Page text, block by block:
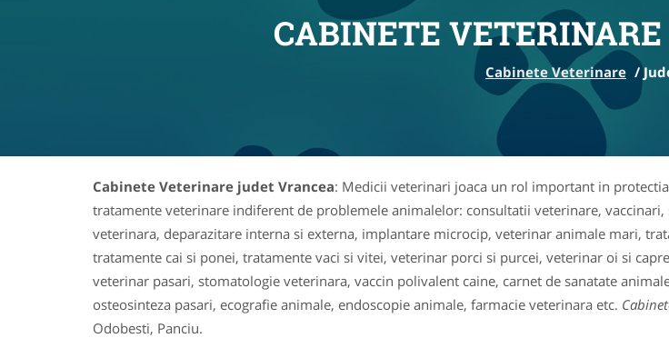
CABINETE
Cabinete Veterinare /
Cabinete Veterinare judet Vrancea: Medicii veterinari joaca un rol important in
tratamente veterinare indiferent de problemele animalelor: consultatii veterinare,
veterinara, deparazitare interna si externa, implantare microcip, veterinar animale mari,
tratamente cai si ponei, tratamente vaci si vitei, veterinar porci si purcei, veterinar oi si
veterinar pasari, stomatologie veterinara, vaccin polivalent caine, carnet de sanatate
osteosinteza pasari, ecografie animale, endoscopie animale, farmacie veterinara etc.
Odobesti, Panciu.